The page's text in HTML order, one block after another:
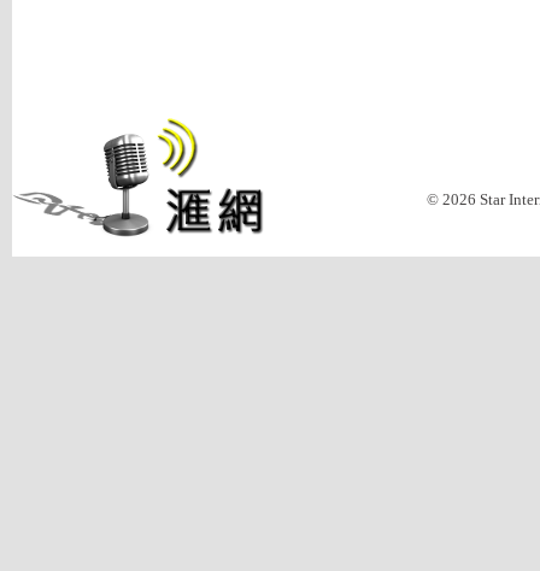
© 2026 Star